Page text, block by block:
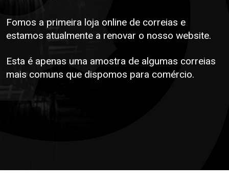
Fomos a primeira loja online de correias e
estamos atualmente a renovar o nosso website.
Esta é apenas uma amostra de algumas correias
mais comuns que dispomos para comércio.